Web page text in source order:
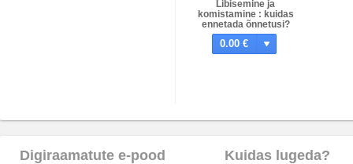
Libisemine ja
komistamine : kuidas
ennetada õnnetusi?
0.00 €
Digiraamatute e-pood Kuidas lugeda?